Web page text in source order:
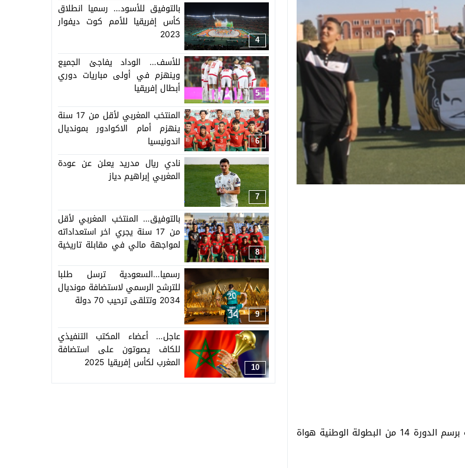
سيرحل فريق اتحاد أزيلال لكرة القدم إلى تزنيت لملاقاة فريق المدينة برسم الدورة 14 من البطولة الوطنية هواة
4
بالتوفيق للأسود… رسميا انطلاق
كأس إفريقيا للأمم كوت ديفوار
2023
5
للأسف… الوداد يفاجئ الجميع
وينهزم في أولى مباريات دوري
أبطال إفريقيا
6
المنتخب المغربي لأقل من 17 سنة
ينهزم أمام الاكوادور بمونديال
اندونيسيا
7
نادي ريال مدريد يعلن عن عودة
المغربي إبراهيم دياز
8
بالتوفيق… المنتخب المغربي لأقل
من 17 سنة يجري اخر استعداداته
لمواجهة مالي في مقابلة تاريخية
9
رسميا…السعودية ترسل طلبا
للترشح الرسمي لاستضافة مونديال
2034 وتتلقى ترحيب 70 دولة
10
عاجل… أعضاء المكتب التنفيذي
للكاف يصوتون على استضافة
المغرب لكأس إفريقيا 2025